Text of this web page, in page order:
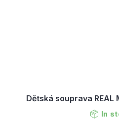
Dětská souprava REAL
In